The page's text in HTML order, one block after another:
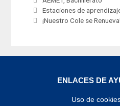
Estaciones de
¡Nuestro Cole se
ENLACES DE
Uso de